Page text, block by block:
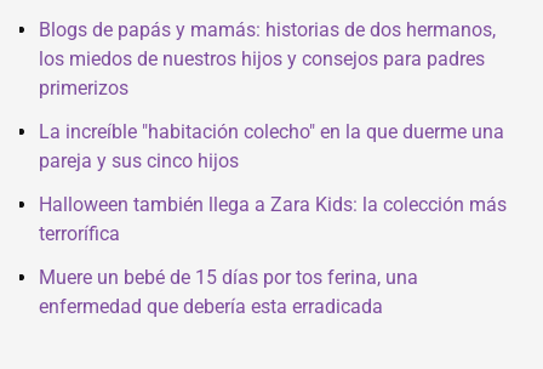
Blogs de papás y mamás: historias de dos hermanos,
los miedos de nuestros hijos y consejos para padres
primerizos
La increíble "habitación colecho" en la que duerme una
pareja y sus cinco hijos
Halloween también llega a Zara Kids: la colección más
terrorífica
Muere un bebé de 15 días por tos ferina, una
enfermedad que debería esta erradicada